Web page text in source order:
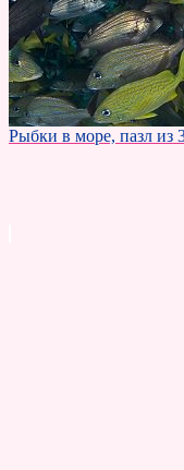
Рыбки в море, пазл из